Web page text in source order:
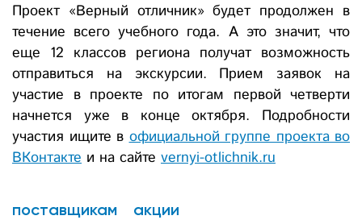
Проект «Верный отличник» будет продолжен в
течение всего учебного года. А это значит, что
еще 12 классов региона получат возможность
отправиться на экскурсии. Прием заявок на
участие в проекте по итогам первой четверти
начнется уже в конце октября. Подробности
участия ищите вофициальной группе проекта во
ВКонтакте и на сайте vernyi-otlichnik.ru
поставщикам акции